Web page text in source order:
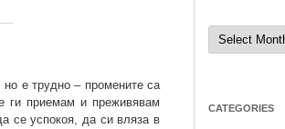
е трудно – промените са
ги приемам и преживявам
се успокоя, да си вляза в
Archives
CATEGORIES